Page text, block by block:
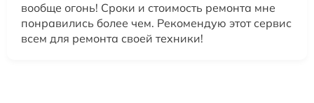
вообще огонь! Сроки и стоимость ремонта мне
понравились более чем. Рекомендую этот сервис
всем для ремонта своей техники!